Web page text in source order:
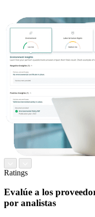
Ratings
Evalúe a los
por analistas